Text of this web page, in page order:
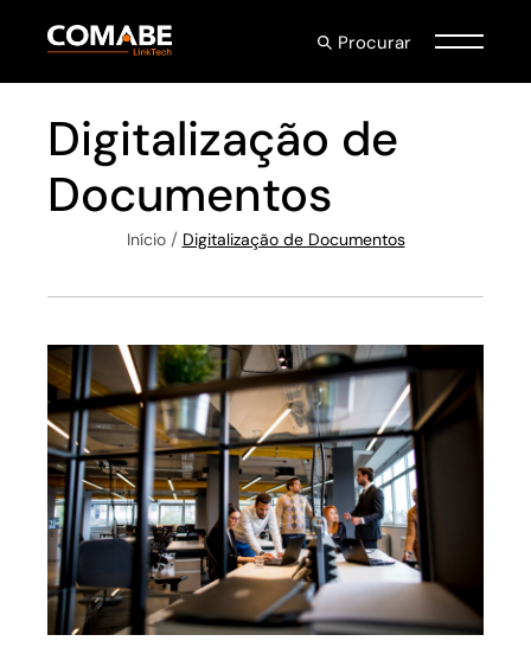
Procurar
Digitalização de
Documentos
Início Digitalização de Documentos